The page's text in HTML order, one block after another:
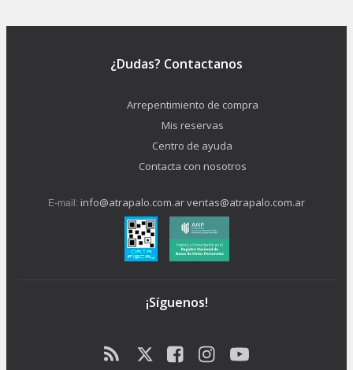
¿Dudas? Contactanos
Arrepentimiento de compra
Mis reservas
Centro de ayuda
Contacta con nosotros
E-mail: info@atrapalo.com.arventas@atrapalo.com.ar
¡Síguenos!